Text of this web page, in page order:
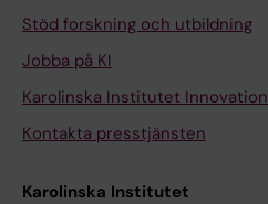
N
A
V
I
C
A
Stöd forskning och utbildning
Jobba på KI
Karolinska Institutet Innovation
Kontakta presstjänsten
Karolinska Institutet